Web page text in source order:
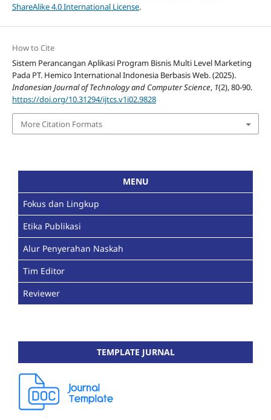
ShareAlike 4.0 International License.
How to Cite
Sistem Perancangan Aplikasi Program Bisnis Multi Level Marketing
Pada PT. Hemico International Indonesia Berbasis Web. (2025).
Indonesian Journal of Technology and Computer Science, 1(2), 80-90.
https://doi.org/10.31294/ijtcs.v1i02.9828
More Citation Formats
MENU
Fokus dan Lingkup
Etika Publikasi
Alur Penyerahan Naskah
Tim Editor
Reviewer
TEMPLATE JURNAL